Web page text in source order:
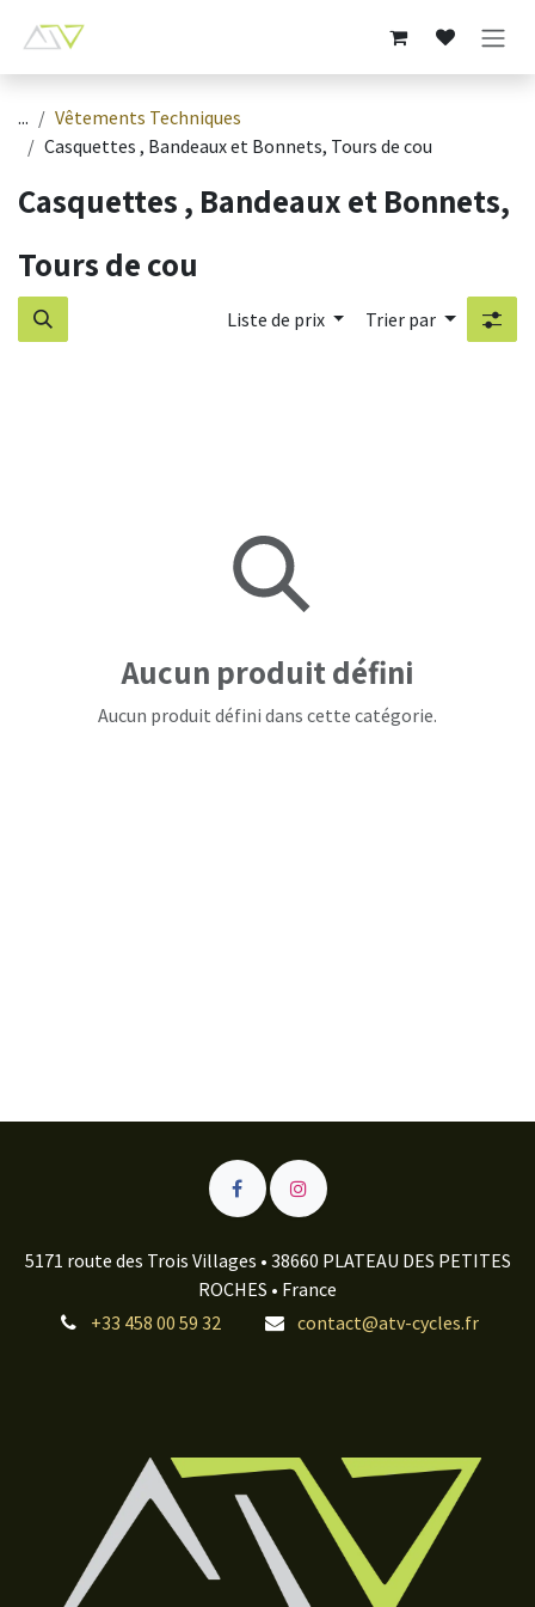
...
Vêtements Techniques
Casquettes , Bandeaux et Bonnets, Tours de cou
Casquettes , Bandeaux et Bonnets,
Tours de cou
Liste de prix Trier par
Aucun produit défini
Aucun produit défini dans cette catégorie.
5171 route des Trois Villages • 38660 PLATEAU DES PETITES
ROCHES • France
+33 458 00 59 32
contact@atv-cycles.fr